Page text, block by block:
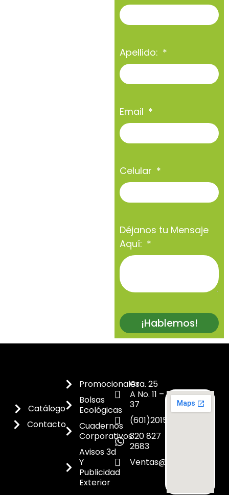
Apellido:
Email
Celular
Déjanos tu Mensaje
Aquí:
¡Hablemos!
Catálogo
Contacto
Promocionales
Bolsas
Ecológicas
Cuadernos
Corporativos
Avisos 3d
Y
Publicidad
Exterior
Cra. 25
A No. 11 –
37
(601)2015300
320 827
2683
Ventas@dicoes.co